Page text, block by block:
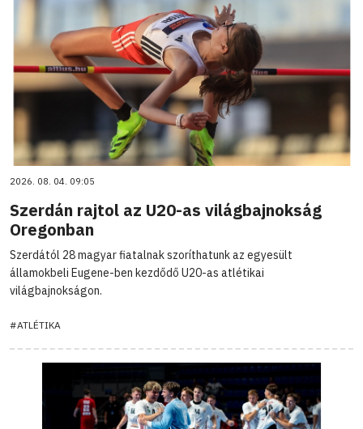
2026. 08. 04. 09:05
Szerdán rajtol az U20-as világbajnokság
Oregonban
Szerdától 28 magyar fiatalnak szoríthatunk az egyesült
államokbeli Eugene-ben kezdődő U20-as atlétikai
világbajnokságon.
#ATLÉTIKA